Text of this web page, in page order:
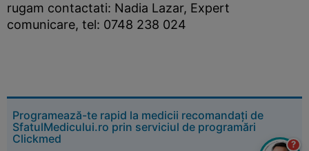
rugam contactati: Nadia Lazar, Expert
comunicare, tel: 0748 238 024
Programează-te rapid la medicii recomandați de
SfatulMedicului.ro prin serviciul de programări
Clickmed
?